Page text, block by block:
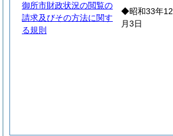
御所市財政状況の閲覧の
請求及びその方法に関す
る規則
◆昭和33年12
月3日